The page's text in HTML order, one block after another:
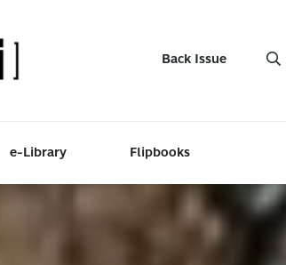
Back Issue
e-Library Flipbooks